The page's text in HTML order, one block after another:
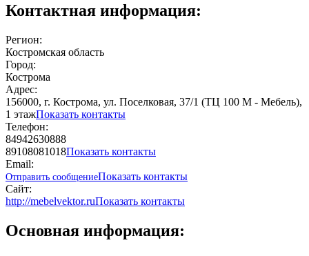
Контактная информация:
Регион:
Костромская область
Город:
Кострома
Адрес:
156000, г. Кострома, ул. Поселковая, 37/1 (ТЦ 100 М - Мебель),
1 этажПоказать контакты
Телефон:
84942630888
89108081018Показать контакты
Email:
Отправить сообщениеПоказать контакты
Сайт:
http://mebelvektor.ruПоказать контакты
Основная информация: